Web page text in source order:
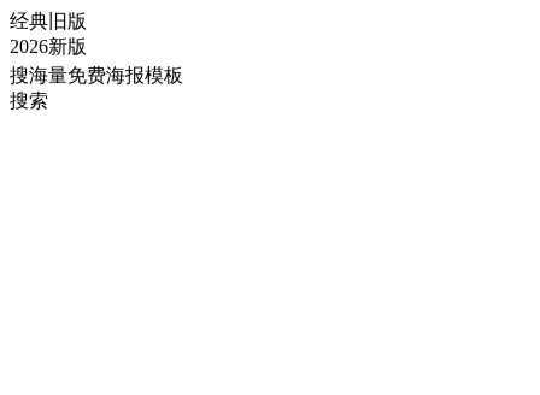
经典旧版
2026新版
搜海量免费海报模板
搜索